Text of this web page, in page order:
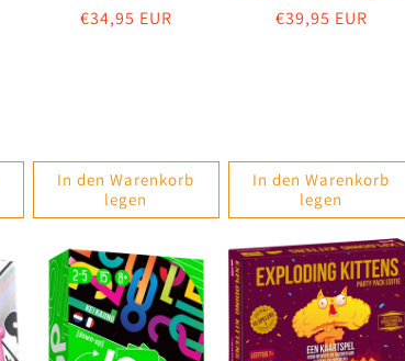
Normaler
€34,95 EUR
In den Warenkorb
legen
Normaler
€39,95 EUR
In den Warenkorb
legen